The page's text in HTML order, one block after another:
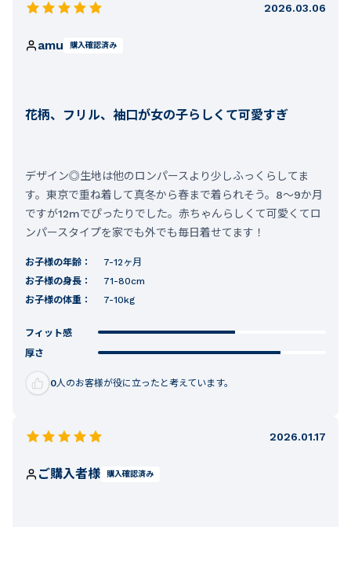
2026.03.06
amu 購入確認済み
花柄、フリル、袖口が女の子らしくて可愛すぎ
デザイン◎生地は他のロンパースより少しふっくらしてま
す。東京で重ね着して真冬から春まで着られそう。8〜9か月
ですが12mでぴったりでした。赤ちゃんらしくて可愛くてロ
ンパースタイプを家でも外でも毎日着せてます！
お子様の年齢：
7-12ヶ月
お子様の身長：
71-80cm
お子様の体重：
7-10kg
フィット感
厚さ
0人のお客様が役に立ったと考えています。
2026.01.17
ご購入者様 購入確認済み